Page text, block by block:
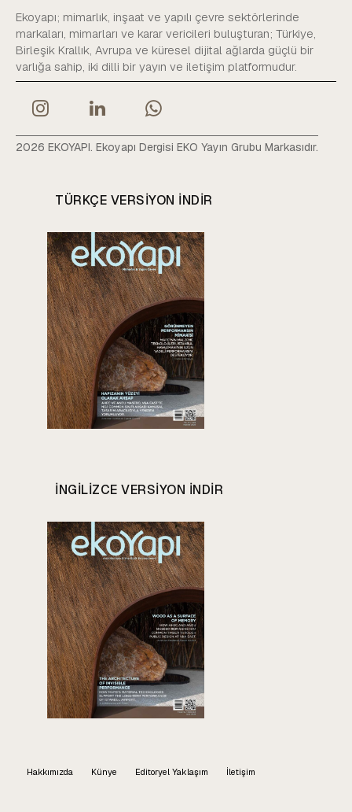
Ekoyapı; mimarlık, inşaat ve yapılı çevre sektörlerinde
markaları, mimarları ve karar vericileri buluşturan; Türkiye,
Birleşik Krallık, Avrupa ve küresel dijital ağlarda güçlü bir
varlığa sahip, iki dilli bir yayın ve iletişim platformudur.
2026 EKOYAPI. Ekoyapı Dergisi EKO Yayın Grubu Markasıdır.
TÜRKÇE VERSIYON INDIR
INGILIZCE VERSIYON INDIR
Hakkımızda Künye Editoryel Yaklaşım İletişim